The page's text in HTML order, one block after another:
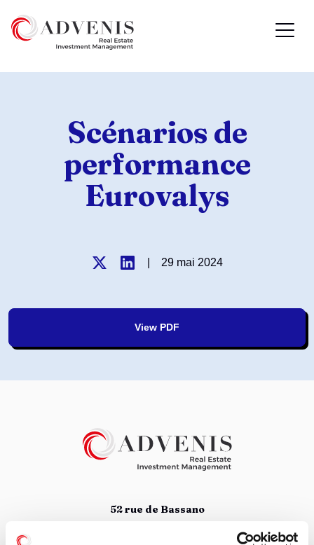
Scénarios de
performance
Eurovalys
29 mai 2024
View PDF
52 rue de Bassano